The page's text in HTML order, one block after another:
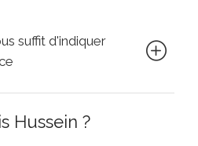
suffit d'indiquer
Hussein ?